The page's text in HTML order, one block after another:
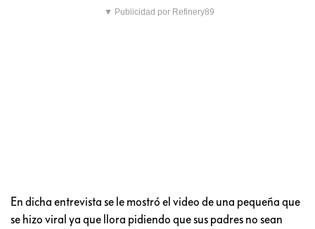
▼ Publicidad por Refinery89
En dicha entrevista se le mostró el video de una pequeña que
se hizo viral ya que llora pidiendo que sus padres no sean